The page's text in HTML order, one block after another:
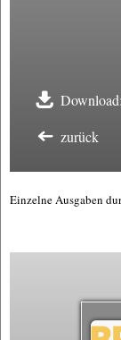
zurück
Einzelne Ausgaben